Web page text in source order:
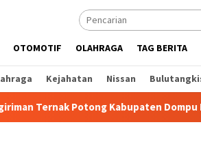
OTOMOTIF OLAHRAGA TAG BERITA
Kejahatan Nissan
Kabupaten Dompu Naik Wakil